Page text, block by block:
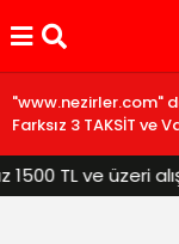
"www.nezirler.com"
Farksız 3 TAKSİT ve
TL ve üzeri